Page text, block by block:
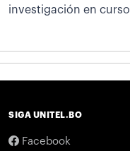
investigación en
SIGA UNITEL.BO
Facebook